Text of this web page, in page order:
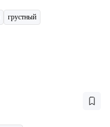
грустный